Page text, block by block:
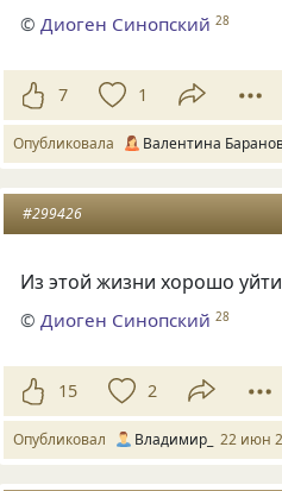
© Диоген Синопский 28
7 1
Опубликовала Валентина
#299426
Из этой жизни хорошо
©Диоген Синопский 28
15 2
Опубликовал Владимир_ 22 июн